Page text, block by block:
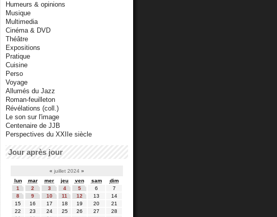
Humeurs & opinions
Musique
Multimedia
Cinéma & DVD
Théâtre
Expositions
Pratique
Cuisine
Perso
Voyage
Allumés du Jazz
Roman-feuilleton
Révélations (coll.)
Le son sur l'image
Centenaire de JJB
Perspectives du XXIIe siècle
Jour après jour
« juillet 2024 »
lun
mar mer jeu ven sam
dim
1
2 3 4 5 6
7
8
9 10 11 12 13
14
15
16 17 18 19 20
21
22
23 24 25 26 27
28